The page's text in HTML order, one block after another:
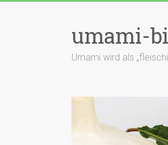
umami-
Umami wird als